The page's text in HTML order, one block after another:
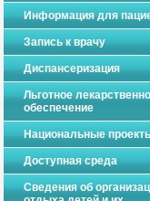
Информация для
Запись к врачу
Диспансеризация
Льготное
обеспечение
Национальные
Доступная среда
Сведения об